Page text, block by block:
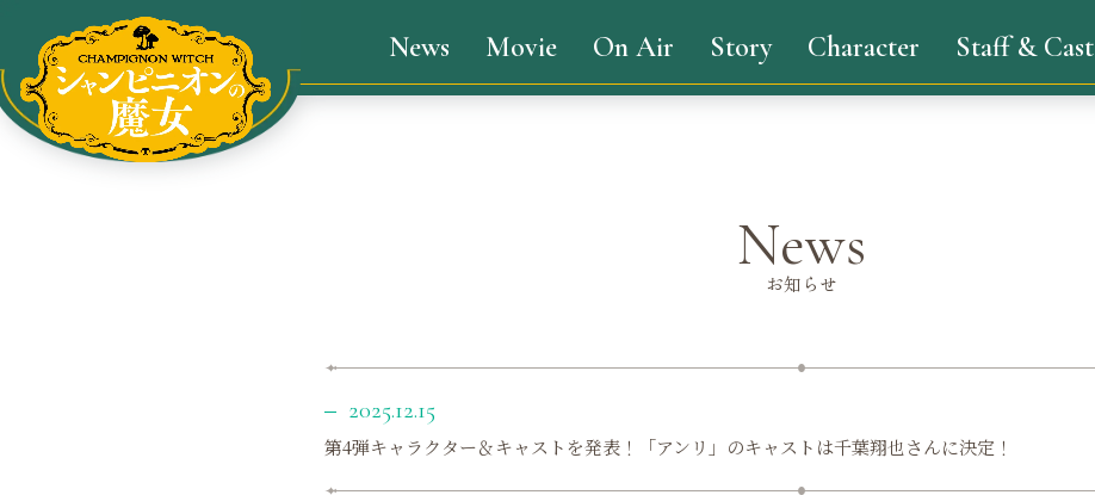
News Movie On Air Story Character Staff & Cast
News
お知らせ
2025.12.15
第4弾キャラクター＆キャストを発表！「アンリ」のキャストは千葉翔也さんに決定！